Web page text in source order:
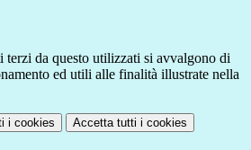
terzi da questo utilizzati si avvalgono di
ed utili alle finalità illustrate nella
i cookies Accetta tutti i cookies